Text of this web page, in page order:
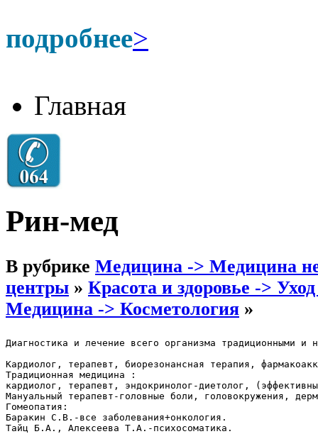
подробнее>
Главная
Рин-мед
В рубрике Медицина -> Медицина
центры » Красота и здоровье ->
Медицина -> Косметология »
Диагностика и лечение всего организма традиционными
Кардиолог, терапевт, биорезонансная терапия,
Традиционная медицина :
кардиолог, терапевт, эндокринолог-диетолог,
Мануальный терапевт-головные боли, головокружения,
Гомеопатия:
Баракин С.В.-все заболевания+онкология.
Тайц Б.А., Алексеева Т.А.-психосоматика.